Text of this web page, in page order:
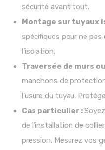
sécurité avant tout.
Montage sur tuyaux
spécifiques pour ne pas
l’isolation.
Traversée de murs
manchons de
l’usure du tuyau.
Cas particulier :
de l’installation de
pression. Mesurez vos